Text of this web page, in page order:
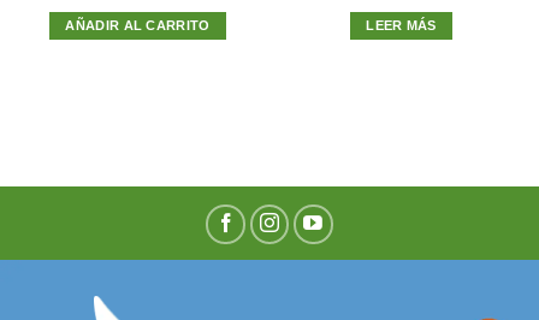
AÑADIR AL CARRITO LEER MÁS